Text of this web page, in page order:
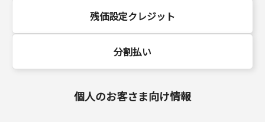
残価設定クレジット
分割払い
個人のお客さま向け情報